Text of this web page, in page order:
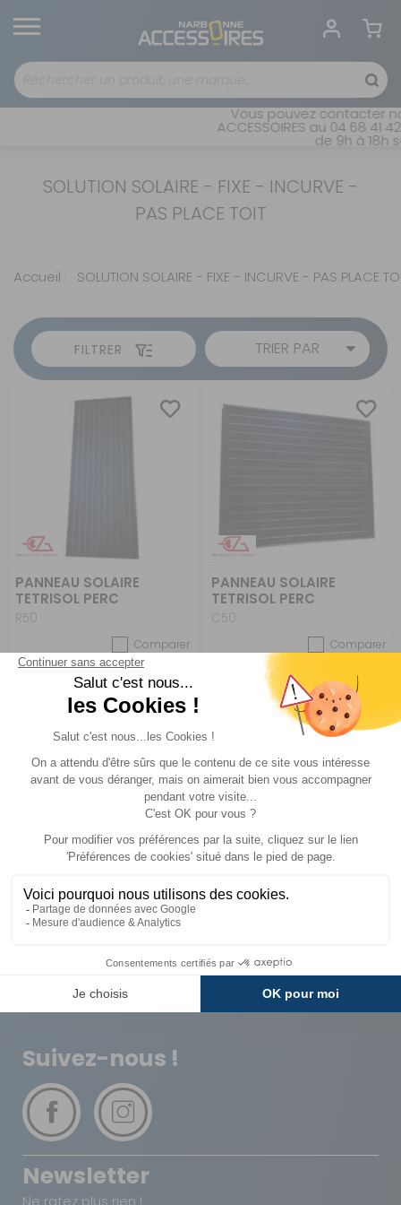
Vous pouvez contacter
ACCESSOIRES au 04 68 41
de 9h à 18h
SOLUTION SOLAIRE - FIXE - INCURVE -
PAS PLACE TOIT
Accueil SOLUTION SOLAIRE - FIXE - INCURVE - PAS PLACE
FILTRER TRIER PAR
PANNEAU SOLAIRE
TETRISOL PERC
R50
Comparer
Eza
Réf : 418179 EN STOCK
79 €
PANNEAU SOLAIRE
TETRISOL PERC
C50
Comparer
Réf : 418180 EN STOCK
ACHETER 79 €
Livraison
Expédié sous 72h
Carte de fidélité
Paiement
Plusieurs fois
Suivez-nous !
Newsletter
Ne ratez plus rien !